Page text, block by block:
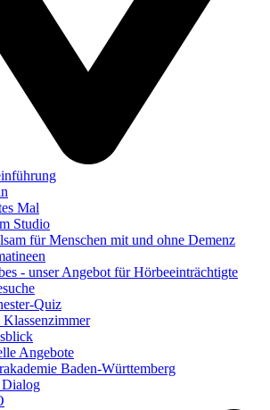
Mal
Studio
für Menschen mit und ohne Demenz
- unser Angebot für Hörbeeinträchtigte
Quiz
Angebote
Baden-Württemberg